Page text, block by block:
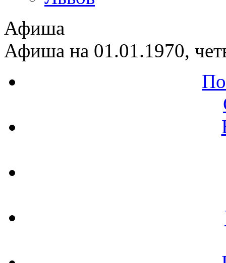
Афиша
Афиша на 01.01.1970,